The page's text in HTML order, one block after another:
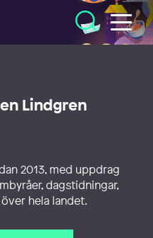
Lindgren
2013, med uppdrag
dagstidningar,
hela landet.